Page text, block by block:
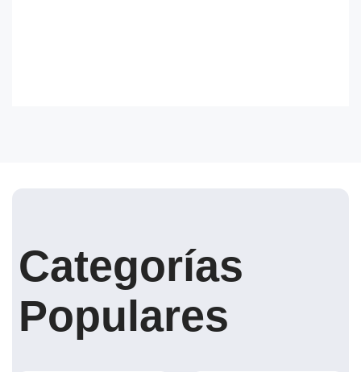
Categorías
Populares